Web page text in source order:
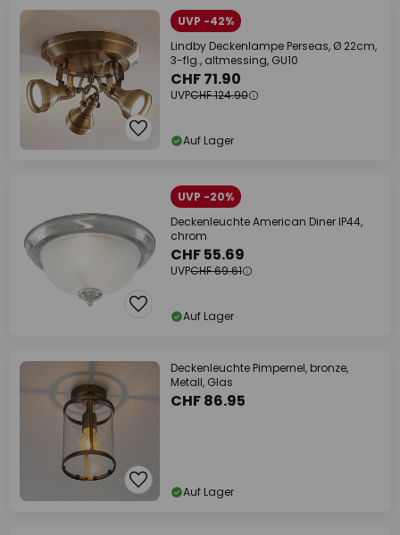
UVP -42%
Lindby Deckenlampe Perseas, Ø 22cm,
3-flg., altmessing, GU10
CHF 71.90
UVPCHF 124.90
Auf Lager
UVP -20%
Deckenleuchte American Diner IP44,
chrom
CHF 55.69
UVPCHF 69.61
Auf Lager
Deckenleuchte Pimpernel, bronze,
Metall, Glas
CHF 86.95
Auf Lager